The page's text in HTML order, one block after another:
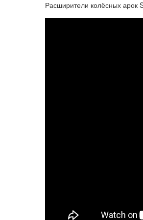
Расширители колёсных арок